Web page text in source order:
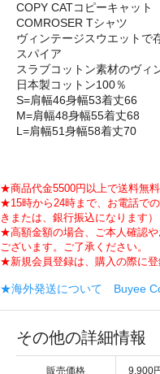
COPY CATコピーキャット
COMROSER Tシャツ
ヴィンテージスウエットで
スパイア
スラブコットン素材のヴィ
日本製コットン100％
S=肩幅46身幅53着丈66
M=肩幅48身幅55着丈68
L=肩幅51身幅58着丈70
★商品代金5500円以上で送料無料
★15時から24時まで、お電話で
きまたは、銀行振込になります）
★高額金額の場合、ご本人確認
ございます。ご了承ください。
★新規会員登録は、購入の際に登
★海外発送について Buyee
その他の詳細情報
販売価格 9,900